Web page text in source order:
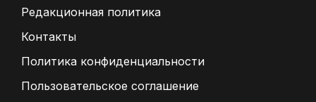
Редакционная политика
Контакты
Политика конфиденциальности
Пользовательское соглашение